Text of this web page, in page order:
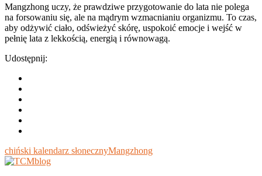
Mangzhong uczy, że prawdziwe przygotowanie do lata nie polega
na forsowaniu się, ale na mądrym wzmacnianiu organizmu. To czas,
aby odżywić ciało, odświeżyć skórę, uspokoić emocje i wejść w
pełnię lata z lekkością, energią i równowagą.
Udostępnij:
chiński kalendarz słonecznyMangzhong